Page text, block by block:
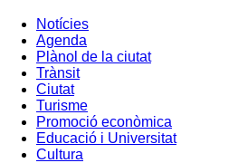
Notícies
Agenda
Plànol de la ciutat
Trànsit
Ciutat
Turisme
Promoció econòmica
Educació i Universitat
Cultura